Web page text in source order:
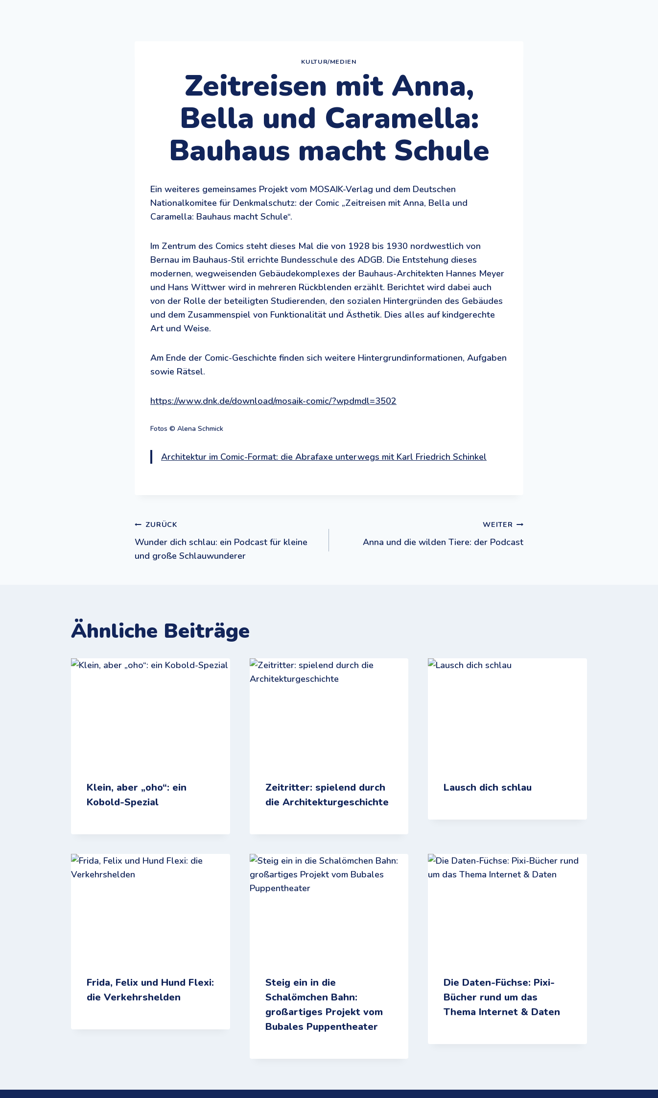
KULTUR/MEDIEN
Zeitreisen mit Anna,
Bella und Caramella:
Bauhaus macht Schule
Ein weiteres gemeinsames Projekt vom MOSAIK-Verlag und dem Deutschen
Nationalkomitee für Denkmalschutz: der Comic „Zeitreisen mit Anna, Bella und
Caramella: Bauhaus macht Schule“.
Im Zentrum des Comics steht dieses Mal die von 1928 bis 1930 nordwestlich von
Bernau im Bauhaus-Stil errichte Bundesschule des ADGB. Die Entstehung dieses
modernen, wegweisenden Gebäudekomplexes der Bauhaus-Architekten Hannes Meyer
und Hans Wittwer wird in mehreren Rückblenden erzählt. Berichtet wird dabei auch
von der Rolle der beteiligten Studierenden, den sozialen Hintergründen des Gebäudes
und dem Zusammenspiel von Funktionalität und Ästhetik. Dies alles auf kindgerechte
Art und Weise.
Am Ende der Comic-Geschichte finden sich weitere Hintergrundinformationen, Aufgaben
sowie Rätsel.
https://www.dnk.de/download/mosaik-comic/?wpdmdl=3502
Fotos © Alena Schmick
Architektur im Comic-Format: die Abrafaxe unterwegs mit Karl Friedrich Schinkel
Beitragsnavigation
ZURÜCK
Wunder dich schlau: ein Podcast für kleine
und große Schlauwunderer
WEITER
Anna und die wilden Tiere: der Podcast
Ähnliche Beiträge
Klein, aber „oho“: ein
Kobold-Spezial
Zeitritter: spielend durch
die Architekturgeschichte
Lausch dich schlau
Frida, Felix und Hund Flexi:
die Verkehrshelden
Steig ein in die
Schalömchen Bahn:
großartiges Projekt vom
Bubales Puppentheater
Die Daten-Füchse: Pixi-
Bücher rund um das
Thema Internet & Daten